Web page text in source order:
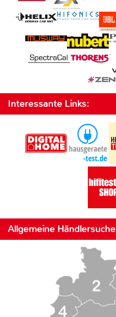
Interessante Links:
Allgemeine Händlersuche